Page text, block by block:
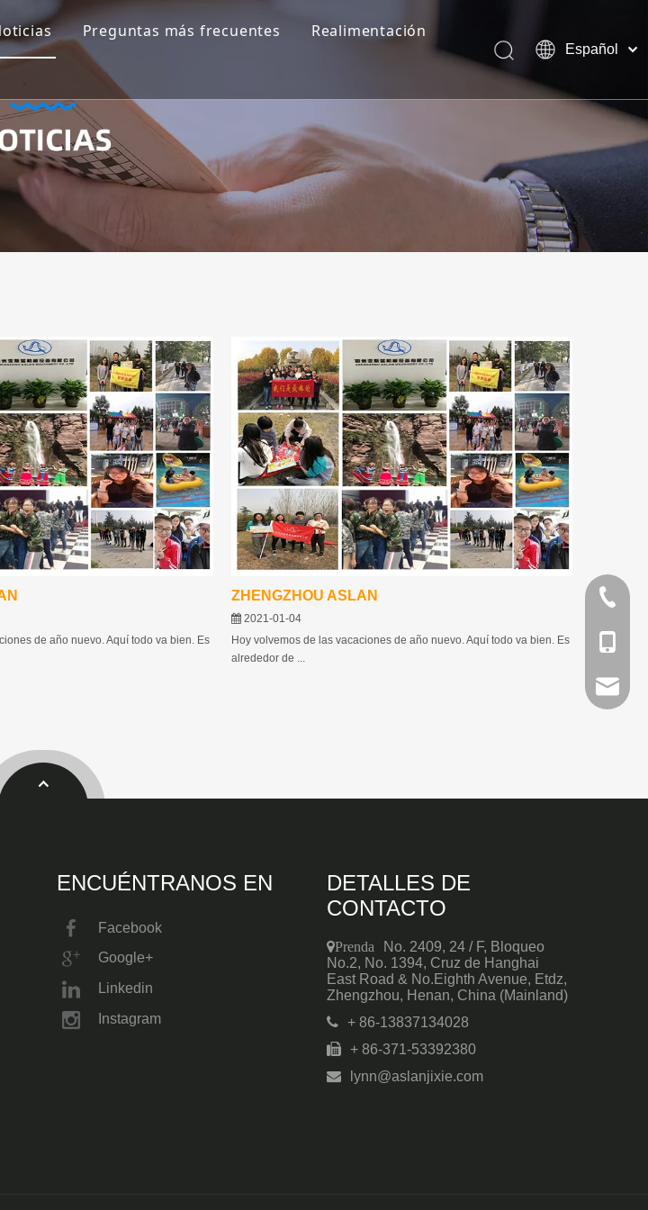
Preguntas más frecuentes
Realimentación
Español
Pусский
de año nuevo. Aquí todo va bien. Es
ZHENGZHOU ASLAN
2021-01-04
Hoy volvemos de las vacaciones de año nuevo. Aquí todo va bien. Es
alrededor de ...
ENCUÉNTRANOS EN
Facebook
Google+
Linkedin
Instagram
DETALLES DE
CONTACTO
Prenda
No. 2409, 24 / F, Bloqueo
No.2, No. 1394, Cruz de Hanghai
East Road & No.Eighth Avenue, Etdz,
Zhengzhou, Henan, China (Mainland)
+ 86-13837134028
+ 86-371-53392380
 lynn@aslanjixie.com
86-371-